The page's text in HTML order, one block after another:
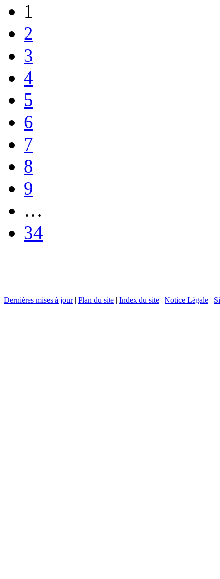
1
2
3
4
5
6
7
8
9
…
34
Dernières mises à jour| Plan du site | Index du site | Notice Légale |